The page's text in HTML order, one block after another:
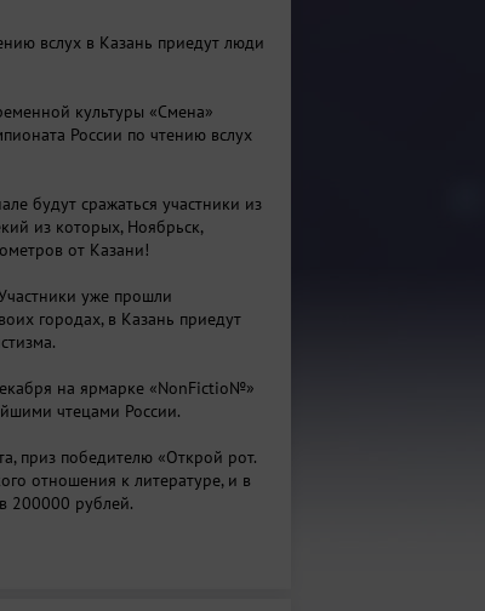
вслух в Казань приедут люди
культуры «Смена»
России по чтению вслух
будут сражаться участники из
из которых, Ноябрьск,
от Казани!
уже прошли
городах, в Казань приедут
на ярмарке «NonFictio№»
чтецами России.
приз победителю «Открой рот.
отношения к литературе, и в
200000 рублей.